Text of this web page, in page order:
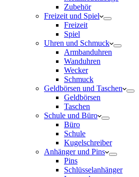
Zubehör
Freizeit und Spiel
Freizeit
Spiel
Uhren und Schmuck
Armbanduhren
Wanduhren
Wecker
Schmuck
Geldbörsen und Taschen
Geldbörsen
Taschen
Schule und Büro
Büro
Schule
Kugelschreiber
Anhänger und Pins
Pins
Schlüsselanhänger